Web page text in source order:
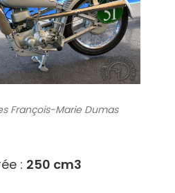
François-Marie Dumas
: 250 cm3